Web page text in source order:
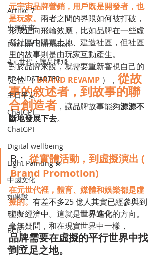
Artlike 7
史無新事
Pixel art animation
#元世代・讓品牌飛
BRANDSTARTER
主日平安
ChatGPT
ChatGPT
Digital wellbeing
Light Painting 💫
中國文化
如果說
BCIs
BCIs
#AIGC
元宇宙品牌營銷，用戶既是開發者，也
是玩家。 兩者之間的界限如何被打破，
形成正向飛輪效應，比如品牌在一些虛
擬社區中購買土地、建造社區，但社區
里的故事則是由玩家互動產生。
對於品牌來說，就需要重新審視自己的
定位 （ BRAND REVAMP ）， 從故
事的敘述者，到故事的聯
合創造者 ，讓品牌故事能夠源源不
斷地發展下去。
B： 從實體活動，到虛擬演出 (
Brand Promotion)
在元世代裡，體育、媒體和娛樂都是虛
擬的。 有差不多25 億人其實已經參與到
虛擬經濟中。這就是世界進化的方向。
毫無疑問，和在現實世界中一樣，
品牌需要在虛擬的平行世界中找
到立足之地。